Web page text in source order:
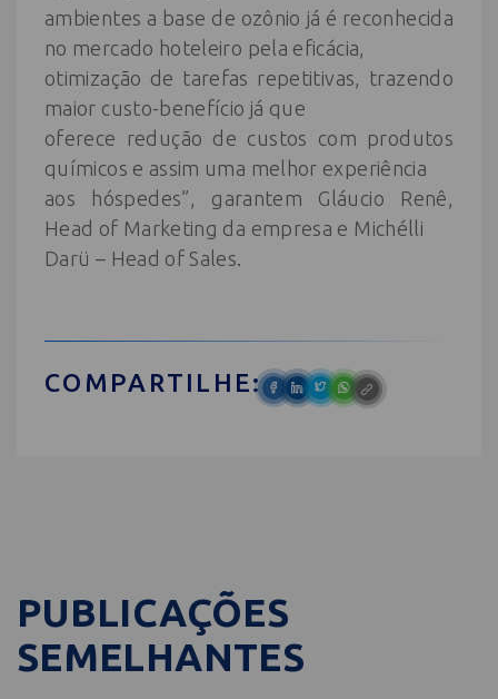
ambientes a base de ozônio já é reconhecida
no mercado hoteleiro pela eficácia,
otimização de tarefas repetitivas, trazendo
maior custo-benefício já que
oferece redução de custos com produtos
químicos e assim uma melhor experiência
aos hóspedes”, garantem Gláucio Renê,
Head of Marketing da empresa e Michélli
Darü – Head of Sales.
COMPARTILHE:
PUBLICAÇÕES
SEMELHANTES